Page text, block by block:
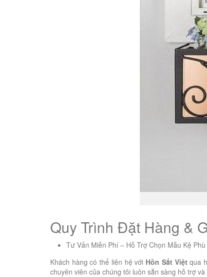
Quy Trình Đặt Hàng &
Tư Vấn Miễn Phí – Hỗ Trợ Chọn Mẫu Kệ
Khách hàng có thể liên hệ với Hồn Sắt Việtqua
chuyên viên của chúng tôi luôn sẵn sàng hỗ trợ